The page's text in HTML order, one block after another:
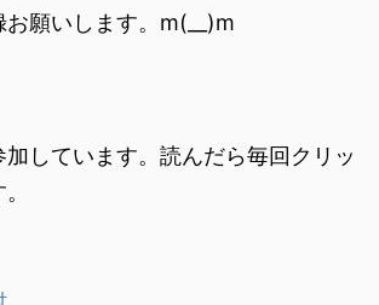
願いします。m(__)m
加しています。読んだら毎回クリッ